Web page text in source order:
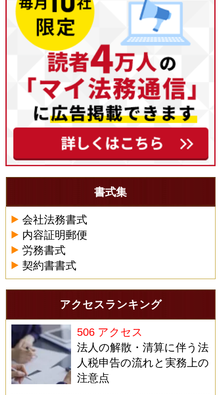
書式集
会社法務書式
内容証明郵便
労務書式
契約書書式
アクセスランキング
506 アクセス
法人の解散・清算に伴う法
人税申告の流れと実務上の
注意点